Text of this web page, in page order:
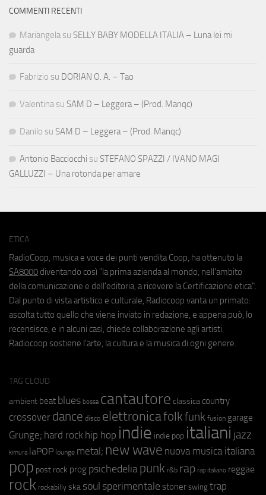
COMMENTI RECENTI
Mariangela su SELLY BABY MODELLA ITALIA – Luna lei mi
guarda
Fabrizio su DORIAN O. A. – Tao
Valentina su SAM D – Leggera – (Prod. Manqc)
Danilo su SAM D – Leggera – (Prod. Manqc)
Antonio Bacciocchi su STEFANO SPAZZI / IVANO MAGI
GALLUZZI – Una rotonda per amare
ETICA
RadioCoop, musica e voce dei punti vendita Coop, ha ottenuto la
SA8000 diventando così "la prima azienda al mondo, nell'ambito
della comunicazione e dell'editoria, a ricevere la Certificazione etica".
Dal punto di vista artistico e culturale, Radiocoop vanta un primato:
ascolta tutto quello che viene inviato in redazione, e appena può, lo
recensisce, e in alcuni casi, chiede collaborazione agli artisti.
Radiocoop sostiene l'arte, la cultura e la musica di ogni genere.
TAG CLOUD
ambient beat blues bossa cantautore classica country
crossover dance disco elettronicafolkfunk fusion garage
Grunge; hard rock hip hop indie indie pop italiani jazz
kimura laPOP lounge metal; new wave nuova musica italiana
pop post rock prog psichedeliapunk r&b rap rap italiano reggae
rock rockabilly ska soul sperimentale stoner swing trap